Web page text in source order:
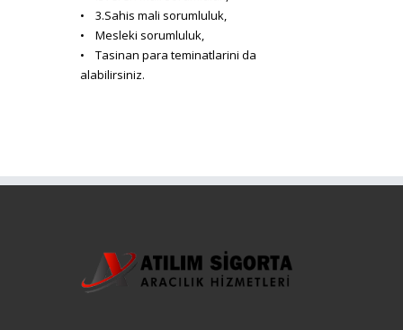
• 3.Sahis mali sorumluluk,
• Mesleki sorumluluk,
• Tasinan para teminatlarini da
alabilirsiniz.